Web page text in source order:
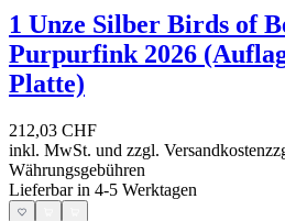
1 Unze Silber Birds of
Purpurfink 2026
Platte)
212,03 CHF
inkl. MwSt. und zzgl. Versandkosten
Währungsgebühren
Lieferbar in 4-5 Werktagen